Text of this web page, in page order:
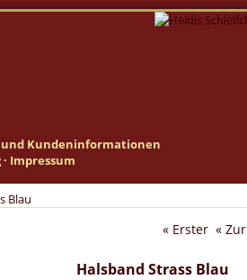
und Kundeninformationen
· Impressum
Blau
« Erster «
Halsband Strass Blau